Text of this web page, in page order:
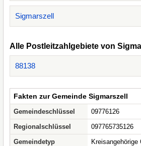
Sigmarszell
Alle Postleitzahlgebiete von
88138
Fakten zur Gemeinde Sigmarszell
Gemeindeschlüssel
09776126
Regionalschlüssel
097765735126
Gemeindetyp
Kreisangehörige